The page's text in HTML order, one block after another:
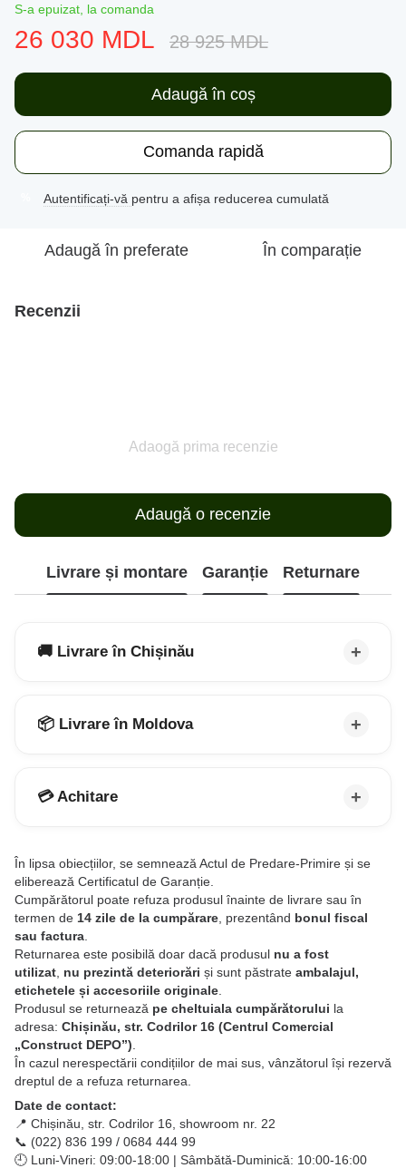
S-a epuizat, la comanda
26 030 MDL 28 925 MDL
Adaugă în coș
Comanda rapidă
Autentificați-vă pentru a afișa reducerea cumulată
Adaugă în preferate În comparație
Recenzii
Adaogă prima recenzie
Adaugă o recenzie
Livrare și montare Garanție Returnare
🚚 Livrare în Chișinău
📦 Livrare în Moldova
💳 Achitare
În lipsa obiecțiilor, se semnează Actul de Predare-Primire și se
eliberează Certificatul de Garanție.
Cumpărătorul poate refuza produsul înainte de livrare sau în
termen de 14 zile de la cumpărare , prezentând bonul fiscal
sau factura
Returnarea este posibilă doar dacă produsul nu a fost
utilizat nu prezintă deteriorări și sunt păstrate ambalajul,
etichetele și accesoriile originale
Produsul se returnează pe cheltuiala cumpărătorului la
adresa: Chișinău, str. Codrilor 16 (Centrul Comercial
„Construct DEPO”)
În cazul nerespectării condițiilor de mai sus, vânzătorul își rezervă
dreptul de a refuza returnarea.
Date de contact:
📍 Chișinău, str. Codrilor 16, showroom nr. 22
📞 (022) 836 199 / 0684 444 99
🕘 Luni-Vineri: 09:00-18:00 | Sâmbătă-Duminică: 10:00-16:00